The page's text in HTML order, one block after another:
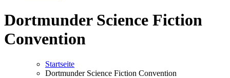
Dortmunder Science Fiction
Convention
Startseite
Dortmunder Science Fiction Convention